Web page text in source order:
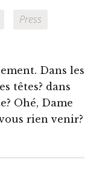
Press
Dans les
têtes? dans
Ohé, Dame
rien venir?